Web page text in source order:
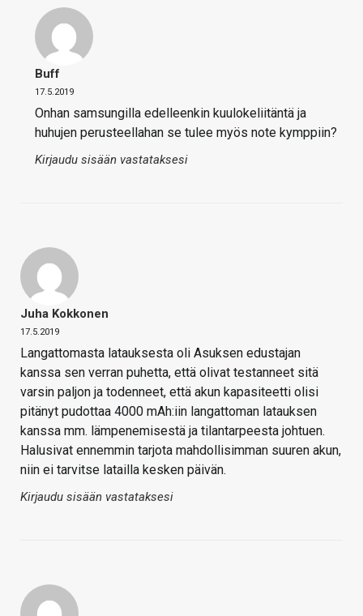
Buff
17.5.2019
Onhan samsungilla edelleenkin kuulokeliitäntä ja
huhujen perusteellahan se tulee myös note kymppiin?
Kirjaudu sisään vastataksesi
Juha Kokkonen
17.5.2019
Langattomasta latauksesta oli Asuksen edustajan
kanssa sen verran puhetta, että olivat testanneet sitä
varsin paljon ja todenneet, että akun kapasiteetti olisi
pitänyt pudottaa 4000 mAh:iin langattoman latauksen
kanssa mm. lämpenemisestä ja tilantarpeesta johtuen.
Halusivat ennemmin tarjota mahdollisimman suuren akun,
niin ei tarvitse latailla kesken päivän.
Kirjaudu sisään vastataksesi